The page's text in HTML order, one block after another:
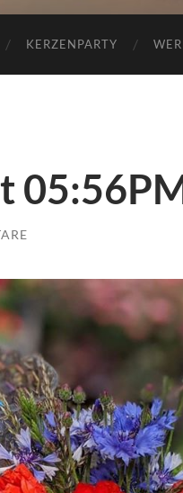
KERZENPARTY